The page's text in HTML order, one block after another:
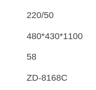
220/50
480*430*1100
58
ZD-8168C